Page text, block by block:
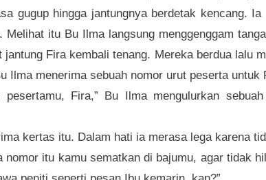
gugup hingga jantungnya berdetak kencang.
Melihat itu Bu Ilma langsung menggenggam
jantung Fira kembali tenang. Mereka berdua lalu
Ilma menerima sebuah nomor urut peserta untuk
pesertamu, Fira,” Bu Ilma mengulurkan
kertas itu. Dalam hati ia merasa lega karena
nomor itu kamu sematkan di bajumu, agar tidak